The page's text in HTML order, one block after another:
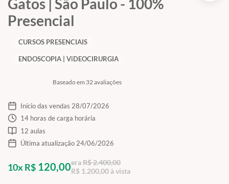
Presencial
Baseado em 32 avaliações
CURSOS PRESENCIAIS
ENDOSCOPIA | ViDEOCIRURGIA
Início das vendas 28/07/2026
14 horas de carga horária
12 aulas
Última atualização 24/06/2026
10x R$ 120,00eraR$ 2.400,00
R$ 1.200,00 à vista